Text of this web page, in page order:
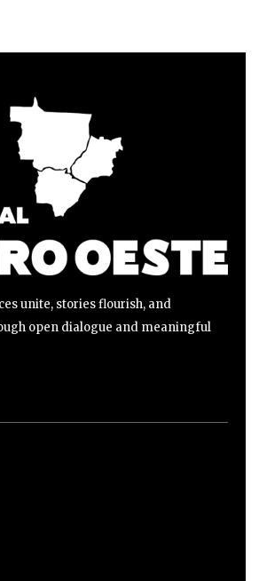
INSCREVER
Privacidade
unite, stories flourish, and
open dialogue and meaningful